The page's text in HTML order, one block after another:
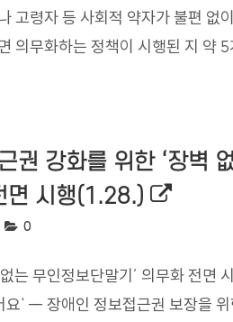
고령자 등 사회적 약자가 불편 없
의무화하는 정책이 시행된 지 약
권 강화를 위한 ‘장벽
면 시행(1.28.) 외부링
: 조회수:
0
는 무인정보단말기’ 의무화 전면
' -- 장애인 정보접근권 보장을